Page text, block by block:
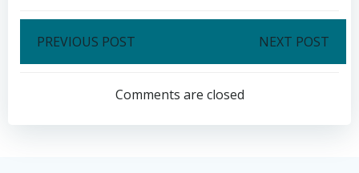
Post
navigation
PREVIOUS POST
navigation
NEXT POST
Comments are closed